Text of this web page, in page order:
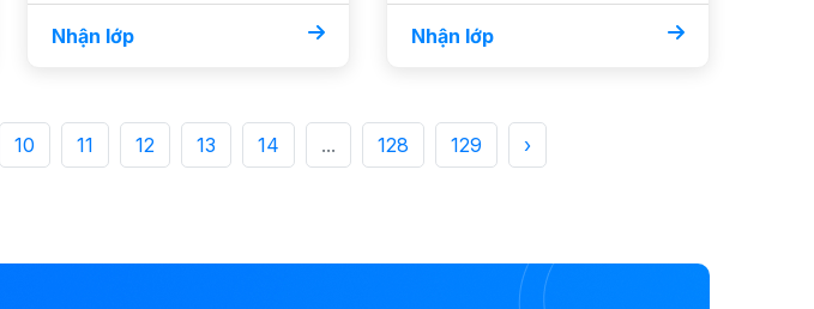
Nhận lớp Nhận lớp
10 11 12 13 14 ... 128 129 ›